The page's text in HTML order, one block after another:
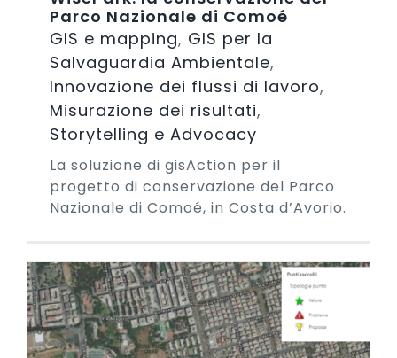
Parco Nazionale di Comoé
GIS e mapping, GIS per la
Salvaguardia Ambientale,
Innovazione dei flussi di lavoro,
Misurazione dei risultati,
Storytelling e Advocacy
La soluzione di gisAction per il
progetto di conservazione del Parco
Nazionale di Comoé, in Costa d’Avorio.